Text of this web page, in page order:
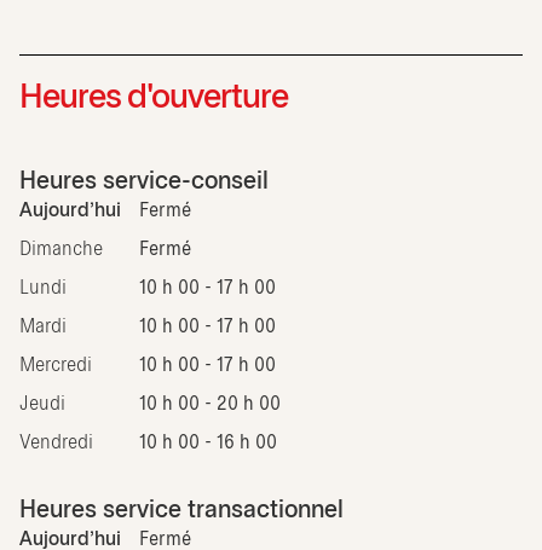
Heures d'ouverture
Heures service-conseil
Aujourd'hui Fermé
Dimanche Fermé
Lundi 10 h 00 - 17 h 00
Mardi 10 h 00 - 17 h 00
Mercredi 10 h 00 - 17 h 00
Jeudi 10 h 00 - 20 h 00
Vendredi 10 h 00 - 16 h 00
Heures service transactionnel
Aujourd'hui Fermé